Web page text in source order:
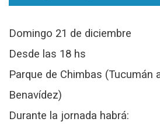
Domingo 21 de diciembre
Desde las 18 hs
Parque de Chimbas (Tucumán
Benavídez)
Durante la jornada habrá: